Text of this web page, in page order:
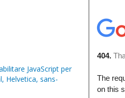
JavaScript per
Helvetica, sans-